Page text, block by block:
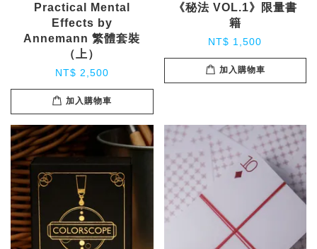
Practical Mental
Effects by
Annemann 繁體套裝
（上）
NT$ 2,500
加入購物車
《秘法 VOL.1》限量書
籍
NT$ 1,500
加入購物車